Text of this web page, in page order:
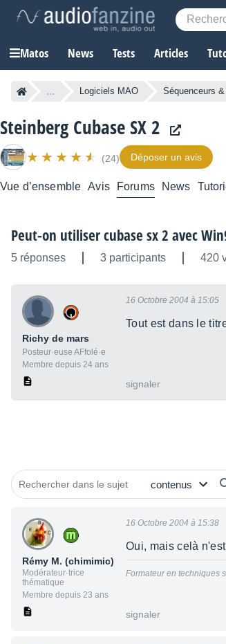
Matos News Tests Articles
... Logiciels MAO Séquenceurs
Steinberg Cubase SX 2
(24) Déposer un avis
Vue d’ensemble Avis Forums News
Peut-on utiliser cubase sx 2 avec
5 réponses 3 participants 420
Richy de mars
Posteur·euse AFfolé·e
Membre depuis 24 ans
16 Octobre 2004 à 15:05
Tout est dans le
signaler
Rémy M. (chimimic)
Modérateur·trice
thématique
Membre depuis 23 ans
16 Octobre 2004 à 15:38
Oui, mais celà
Formateur en techniques
signaler